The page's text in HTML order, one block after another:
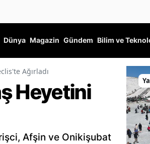
Dünya Magazin Gündem Bilim ve
Ağırladı
Heyetini
Afşin ve Onikişubat